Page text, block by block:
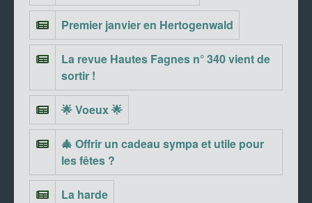
Premier janvier en Hertogenwald
La revue Hautes Fagnes n° 340 vient de
sortir !
🌟 Voeux 🌟
🎄 Offrir un cadeau sympa et utile pour
les fêtes ?
La harde